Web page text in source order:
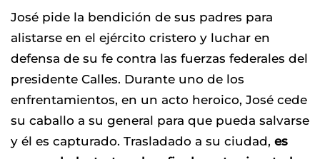
José pide la bendición de sus padres para
alistarse en el ejército cristero y luchar en
defensa de su fe contra las fuerzas federales del
presidente Calles. Durante uno de los
enfrentamientos, en un acto heroico, José cede
su caballo a su general para que pueda salvarse
y él es capturado. Trasladado a su ciudad, es